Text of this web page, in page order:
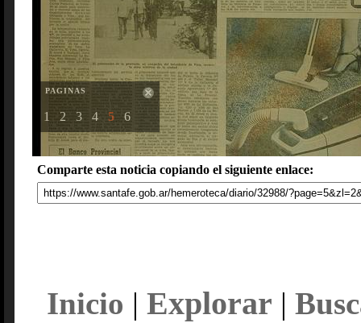
PAGINAS
1 2 3 4 5 6
Comparte esta noticia copiando el siguiente enlace:
Inicio | Explorar |